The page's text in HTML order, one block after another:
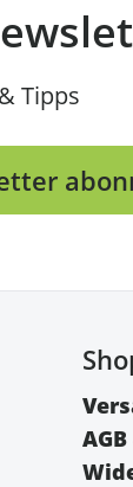
Tipps